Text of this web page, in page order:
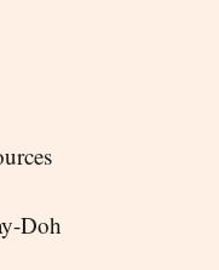
Doh